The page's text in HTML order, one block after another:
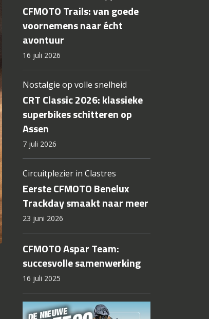
CFMOTO Trails: van goede
voornemens naar écht
avontuur
16 juli 2026
Nostalgie op volle snelheid
CRT Classic 2026: klassieke
superbikes schitteren op
Assen
7 juli 2026
Circuitplezier in Clastres
Eerste CFMOTO Benelux
Trackday smaakt naar meer
23 juni 2026
CFMOTO Aspar Team:
succesvolle samenwerking
16 juli 2025